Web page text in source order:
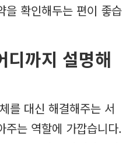
을 확인해두는 편이 좋습
디까지 설명해
를 대신 해결해주는 서
주는 역할에 가깝습니다.